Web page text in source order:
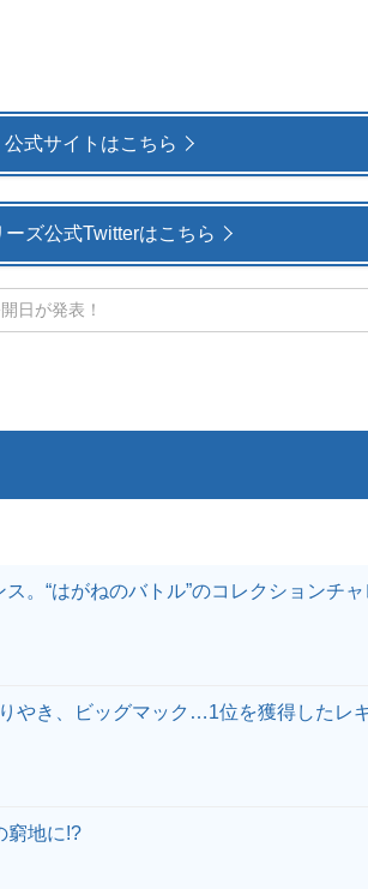
公式サイトはこちら
ーズ公式Twitterはこちら
日が発表！
。“はがねのバトル”のコレクションチ
やき、ビッグマック…1位を獲得したレ
窮地に!?